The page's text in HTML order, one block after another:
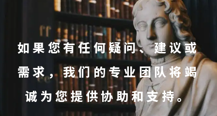
如果您有任何疑问、建议或
需求，我们的专业团队将竭
诚为您提供协助和支持。